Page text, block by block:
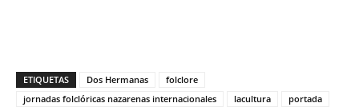
ETIQUETAS Dos Hermanas
folclore
jornadas folclóricas nazarenas internacionales
lacultura portada